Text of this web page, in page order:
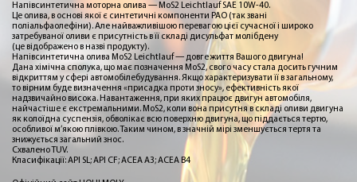
Напівсинтетична моторна олива — MoS2 Leichtlauf SAE 10W-40.
Це олива, в основі якої є синтетичні компоненти PAO (так звані
поліальфаолефіни). Але найважливішою перевагою цієї сучасної і широко
затребуваної оливи є присутність в її складі дисульфат молібдену
(це відображено в назві продукту).
Напівсинтетична олива MoS2 Leichtlauf — довге життя Вашого двигуна!
Дана хімічна сполука, що має позначення MoS2, свого часу стала досить гучним
відкриттям у сфері автомобілебудування. Якщо характеризувати її в загальному,
то вірним буде визначення «присадка проти зносу», ефективність якої
надзвичайно висока. Навантаження, при яких працює двигун автомобіля,
найчастіше є екстремальними. MoS2, коли вона присутня в складі оливи двигуна
як колоїдна суспензія, обволікає всю поверхню двигуна, що піддається тертю,
особливої м’якою плівкою. Таким чином, в значній мірі зменшується тертя та
знижується загальний знос.
Схвалено TUV.
Класифікації: API SL; API CF; ACEA A3; ACEA B4